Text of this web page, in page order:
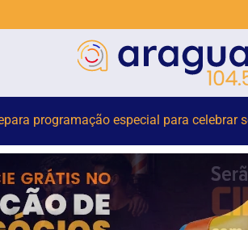
terceirizado sofre queda em obra no